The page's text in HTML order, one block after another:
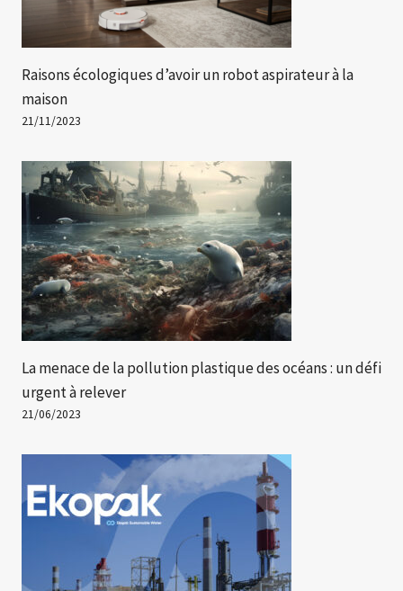
Raisons écologiques d’avoir un robot aspirateur à la
maison
21/11/2023
La menace de la pollution plastique des océans : un défi
urgent à relever
21/06/2023